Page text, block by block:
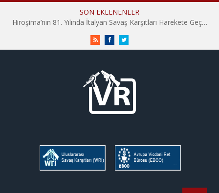
SON EKLENENLER
Hiroşima’nın 81. Yılında İtalyan Savaş Karşıtları Harekete Geçti: “Hatırlamak yeterli değil”
RSS FacebookTwitter